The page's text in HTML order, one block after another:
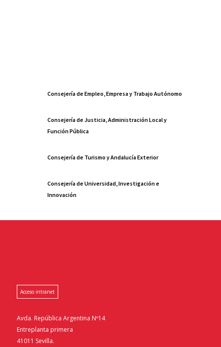
Consejería de Empleo, Empresa y Trabajo Autónomo
Consejería de Justicia, Administración Local y
Función Pública
Consejería de Turismo y Andalucía Exterior
Consejería de Universidad, Investigación e
Innovación
Acceso intranet
Avda. República Argentina Nº14
Entreplanta primera
41011 Sevilla.